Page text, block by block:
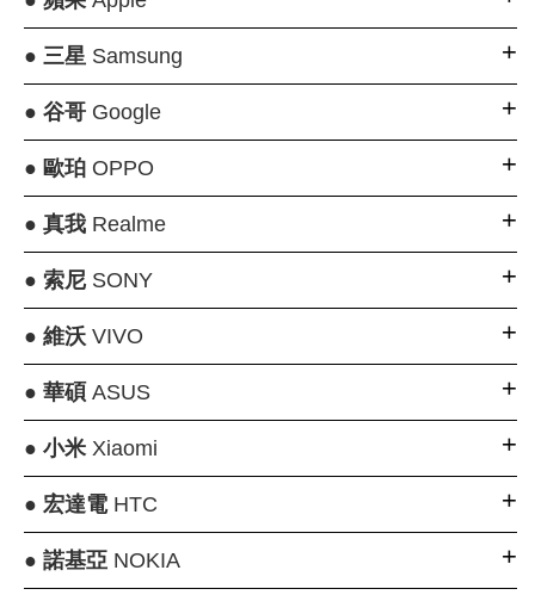
● 三星Samsung
● 谷哥Google
● 歐珀OPPO
● 真我Realme
● 索尼SONY
● 維沃VIVO
● 華碩 ASUS
● 小米Xiaomi
● 宏達電HTC
● 諾基亞NOKIA